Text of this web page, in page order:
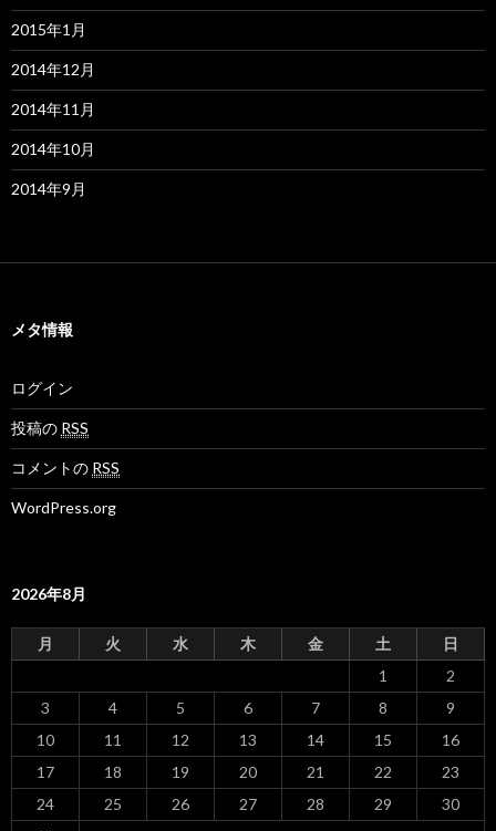
2015年1月
2014年12月
2014年11月
2014年10月
2014年9月
メタ情報
ログイン
投稿の RSS
コメントの RSS
WordPress.org
2026年8月
月 火 水 木 金 土 日
1
2
3
4 5 6 7 8
9
10
11 12 13 14 15
16
17
18 19 20 21 22
23
24
25 26 27 28 29
30